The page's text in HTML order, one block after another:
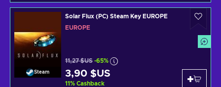
Steam
Solar Flux (PC) Steam Key EUROPE
EUROPE
11,27 $US -65%
3,90 $US
11% Cashback